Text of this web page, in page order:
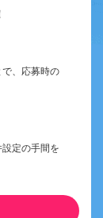
、応募時の
定の手間を